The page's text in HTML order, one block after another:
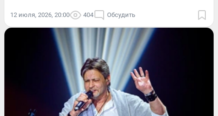
12 июля, 2026, 20:00 404 Обсудить